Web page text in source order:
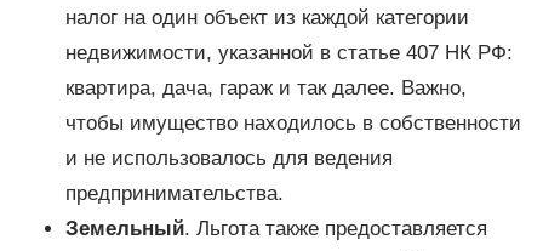
налог на один объект из каждой категории
недвижимости, указанной в статье 407 НК РФ:
квартира, дача, гараж и так далее. Важно,
чтобы имущество находилось в собственности
и не использовалось для ведения
предпринимательства.
Земельный. Льгота также предоставляется